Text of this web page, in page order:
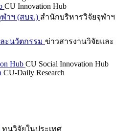
CU Innovation Hub
าฯ (สบจ.) สำนักบริหารวิจัยจุฬาฯ
ะนวัตกรรม ข่าวสารงานวิจัยและ
Hub CU Social Innovation Hub
CU-Daily Research
ทุนวิจัยในประเทศ